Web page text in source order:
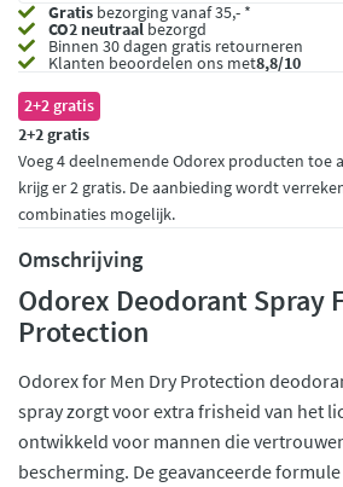
Gratis bezorging vanaf 35,- *
CO2 neutraalbezorgd
Binnen 30 dagen gratis retourneren
Klanten beoordelen ons met8,8/10
2+2 gratis
2+2 gratis
Voeg 4 deelnemende Odorex producten toe
krijg er 2 gratis. De aanbieding wordt
combinaties mogelijk.
Omschrijving
Odorex Deodorant Spray
Protection
Odorex for Men Dry Protection
spray zorgt voor extra frisheid van het
ontwikkeld voor mannen die
bescherming. De geavanceerde